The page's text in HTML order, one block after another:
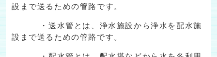
設まで送るための管路です。
・送水管とは、浄水施設から浄水を配水施
設まで送るための管路です。